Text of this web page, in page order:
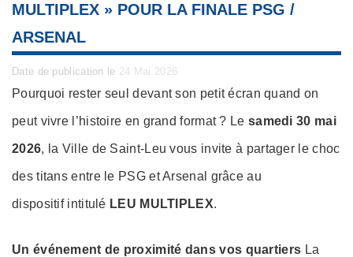
MULTIPLEX » POUR LA FINALE PSG /
ARSENAL
Date de publication le Posted
on
24 Mai 2026
Pourquoi rester seul devant son petit écran quand on
peut vivre l’histoire en grand format ? Le samedi 30 mai
2026, la Ville de Saint-Leu vous invite à partager le choc
des titans entre le PSG et Arsenal grâce au
dispositif intitulé LEU MULTIPLEX.
Un événement de proximité dans vos quartiers La